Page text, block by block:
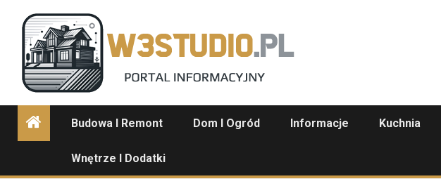
content
Budowa I Remont Dom I Ogród Informacje Kuchnia
Wnętrze I Dodatki